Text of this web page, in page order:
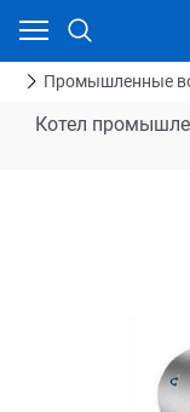
Промышленные
Котел
Ваш город - Тюмень,
угадали?
ДА НЕТ